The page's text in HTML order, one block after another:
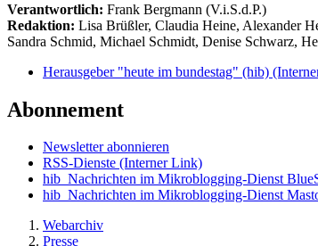
Verantwortlich: Frank Bergmann (V.i.S.d.P.)
Redaktion: Lisa Brüßler, Claudia Heine, Alexander
Sandra Schmid, Michael Schmidt, Denise Schwarz,
Herausgeber "heute im bundestag" (hib)
Abonnement
Newsletter abonnieren
RSS-Dienste (Interner Link)
hib_Nachrichten im Mikroblogging-Dienst
hib_Nachrichten im Mikroblogging-Dienst
Webarchiv
Presse